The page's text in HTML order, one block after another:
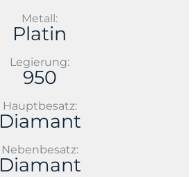
Metall:
Platin
Legierung:
950
Hauptbesatz:
Diamant
Nebenbesatz:
Diamant